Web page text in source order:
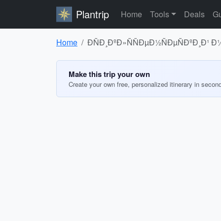
Plantrip Home Tools Deals
Home ÐÑÐ¸ÐºÐ»ÑÑÐµÐ½ÑÐµÑÐºÐ¸Ð¹
Make this trip your own
Create your own free, personalized itinerary in